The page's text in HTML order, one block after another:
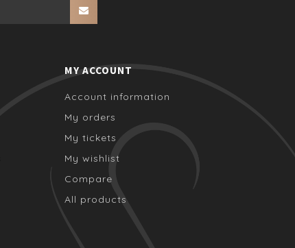
MY ACCOUNT
Account information
My orders
My tickets
My wishlist
Compare
All products